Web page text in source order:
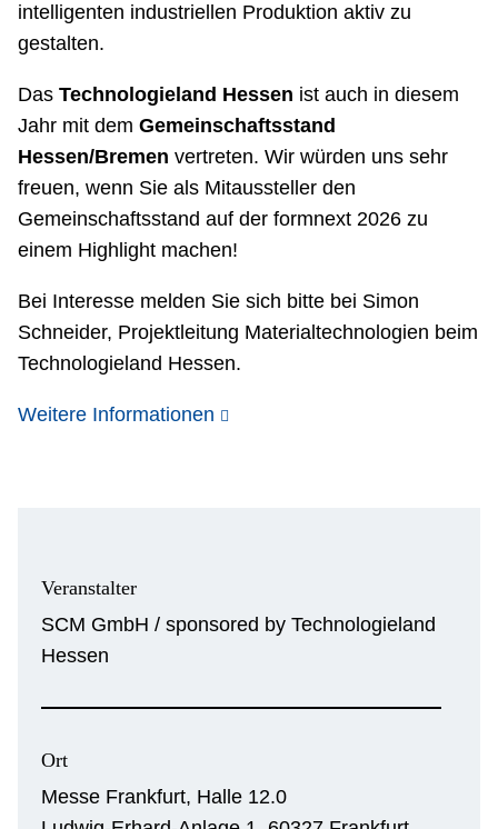
intelligenten industriellen Produktion aktiv zu
gestalten.
Das Technologieland Hessen ist auch in diesem
Jahr mit dem Gemeinschaftsstand
Hessen/Bremen vertreten. Wir würden uns sehr
freuen, wenn Sie als Mitaussteller den
Gemeinschaftsstand auf der formnext 2026 zu
einem Highlight machen!
Bei Interesse melden Sie sich bitte bei Simon
Schneider, Projektleitung Materialtechnologien beim
Technologieland Hessen.
Weitere Informationen
Veranstalter
SCM GmbH / sponsored by Technologieland
Hessen
Ort
Messe Frankfurt, Halle 12.0